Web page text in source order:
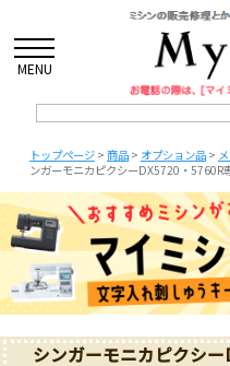
MENU
トップページ> 商品> オプション品>
ンガーモニカピクシーDX5720・5760R
シンガーモニカピクシ